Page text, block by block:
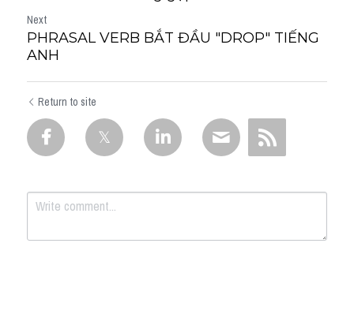
Next
PHRASAL VERB BẮT ĐẦU "DROP" TIẾNG
ANH
Return to site